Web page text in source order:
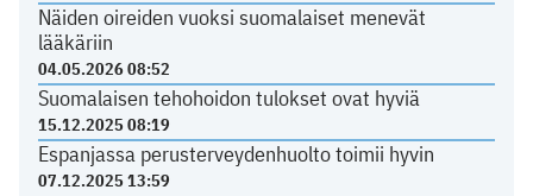
Näiden oireiden vuoksi suomalaiset menevät
lääkäriin
04.05.2026 08:52
Suomalaisen tehohoidon tulokset ovat hyviä
15.12.2025 08:19
Espanjassa perusterveydenhuolto toimii hyvin
07.12.2025 13:59